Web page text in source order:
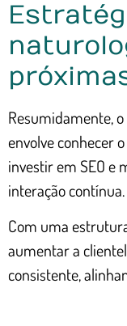
Resumidamente,
envolve conhecer
investir em SEO e
interação contínua.
Com uma
aumentar a
consistente,